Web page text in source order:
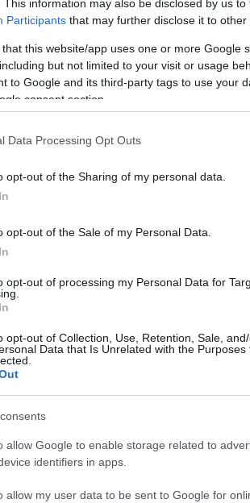
This information may also be disclosed by us
Participants that may further disclose it to other
that this website/app uses one or more Google
but not limited to your visit or usage
to Google and its third-party tags to use your
consent section.
Data Processing Opt Outs
opt-out of the Sharing of my personal data.
opt-out of the Sale of my Personal Data.
opt-out of processing my Personal Data for
opt-out of Collection, Use, Retention, Sale,
Data that Is Unrelated with the Purposes
allow Google to enable storage related to
identifiers in apps.
allow my user data to be sent to Google for
Δείτε αυτή τη δημοσίευση στο
Η δημοσίευση κοινοποιήθηκε από το χρήστη
για τις ανάγκες του
ίδια μπάντα να έπαιζε το ίδιο
ξένους ηγέτες που
της Ελλάδας το μήνυμα αποκτά
οι γείτονες δεν έχασαν την
παιάνες με τις μόνιμες
ότι ακόμα και σε ένα
σταθερά στραμμένο στο πώς θα
έστω και σε επίπεδο